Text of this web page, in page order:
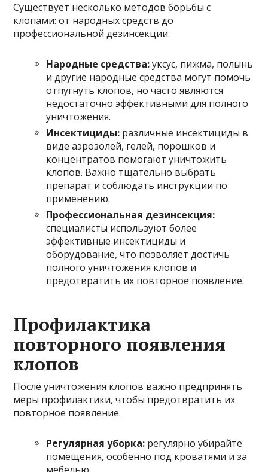
Существует несколько методов борьбы с
клопами: от народных средств до
профессиональной дезинсекции.
Народные средства:уксус, пижма, полынь
и другие народные средства могут помочь
отпугнуть клопов, но часто являются
недостаточно эффективными для полного
уничтожения.
Инсектициды: различные инсектициды в
виде аэрозолей, гелей, порошков и
концентратов помогают уничтожить
клопов. Важно тщательно выбрать
препарат и соблюдать инструкции по
применению.
Профессиональная дезинсекция:
специалисты используют более
эффективные инсектициды и
оборудование, что позволяет достичь
полного уничтожения клопов и
предотвратить их повторное появление.
Профилактика
повторного появления
клопов
После уничтожения клопов важно предпринять
меры профилактики, чтобы предотвратить их
повторное появление.
Регулярная уборка: регулярно убирайте
помещения, особенно под кроватями и за